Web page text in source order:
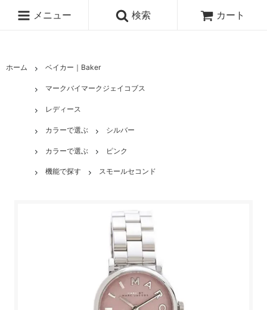
メニュー 検索 カート
ホーム ベイカー｜Baker
マークバイマークジェイコブス
レディース
カラーで選ぶ シルバー
カラーで選ぶ ピンク
機能で探す スモールセコンド